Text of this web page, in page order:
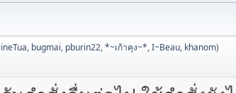
, bugmai, pburin22,*~เก้าคุง~*,I~Beau, khanom)